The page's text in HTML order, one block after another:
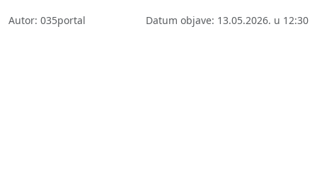
Autor: 035portal Datum objave: 13.05.2026. u 12:30